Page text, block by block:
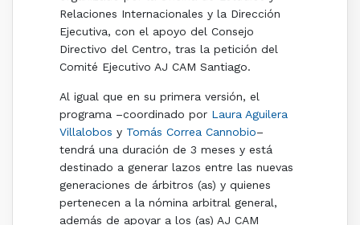
Relaciones Internacionales y la Dirección
Ejecutiva, con el apoyo del Consejo
Directivo del Centro, tras la petición del
Comité Ejecutivo AJ CAM Santiago.
Al igual que en su primera versión, el
programa –coordinado por Laura Aguilera
Villalobos y Tomás Correa Cannobio–
tendrá una duración de 3 meses y está
destinado a generar lazos entre las nuevas
generaciones de árbitros (as) y quienes
pertenecen a la nómina arbitral general,
además de apoyar a los (as) AJ CAM